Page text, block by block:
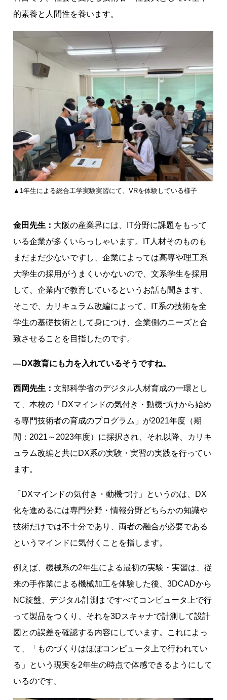
的素養と人間性を養います。
▲1年生による総合工学実験実習にて、VRを体験している様子
金田先生： 大阪の産業界には、IT分野に課題をもって
いる企業が多くいらっしゃいます。IT人材そのものも
まだまだ少ないですし、企業によっては高専や理工系
大学生の採用がうまくいかないので、文系学生を採用
して、企業内で教育しているというお話も聞きます。
そこで、カリキュラム改編によって、IT系の技術を全
学生の基礎技術として身につけ、企業側のニーズと合
致させることを目指したのです。
―DX教育にも力を入れているそうですね。
西岡先生：文部科学省のデジタル人材育成の一環とし
て、本校の「DXマインドの気付き・動機づけから始め
る専門技術者の育成のプログラム」が2021年度（期
間：2021～2023年度）に採択され、それ以降、カリキ
ュラム改編と共にDX系の実験・実習の実践を行ってい
ます。
「DXマインドの気付き・動機づけ」というのは、DX
化を進めるには専門分野・情報分野どちらかの知識や
技術だけでは不十分であり、両者の融合が必要である
というマインドに気付くことを指します。
例えば、機械系の2年生による最初の実験・実習は、従
来の手作業による機械加工を体験した後、3DCADから
NC旋盤、デジタル計測まですべてコンピュータ上で行
って製品をつくり、それを3Dスキャナで計測して設計
図との誤差を確認する内容にしています。これによっ
て、「ものづくりはほぼコンピュータ上で行われてい
る」という現実を2年生の時点で体感できるようにして
いるのです。